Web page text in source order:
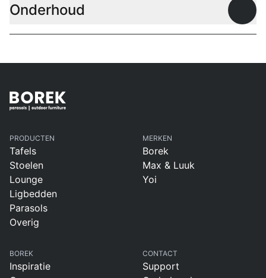
Onderhoud
PRODUCTEN
Tafels
Stoelen
Lounge
Ligbedden
Parasols
Overig
MERKEN
Borek
Max & Luuk
Yoi
BOREK
Inspiratie
CONTACT
Support